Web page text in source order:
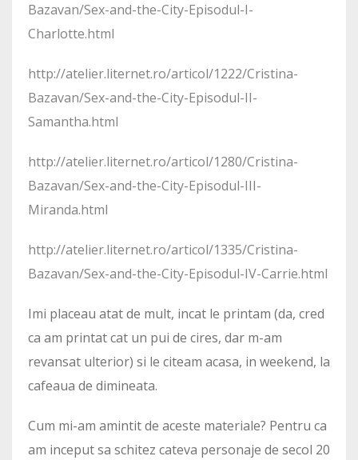
Bazavan/Sex-and-the-City-Episodul-I-
Charlotte.html
http://atelier.liternet.ro/articol/1222/Cristina-
Bazavan/Sex-and-the-City-Episodul-II-
Samantha.html
http://atelier.liternet.ro/articol/1280/Cristina-
Bazavan/Sex-and-the-City-Episodul-III-
Miranda.html
http://atelier.liternet.ro/articol/1335/Cristina-
Bazavan/Sex-and-the-City-Episodul-IV-Carrie.html
Imi placeau atat de mult, incat le printam (da, cred
ca am printat cat un pui de cires, dar m-am
revansat ulterior) si le citeam acasa, in weekend, la
cafeaua de dimineata.
Cum mi-am amintit de aceste materiale? Pentru ca
am inceput sa schitez cateva personaje de secol 20